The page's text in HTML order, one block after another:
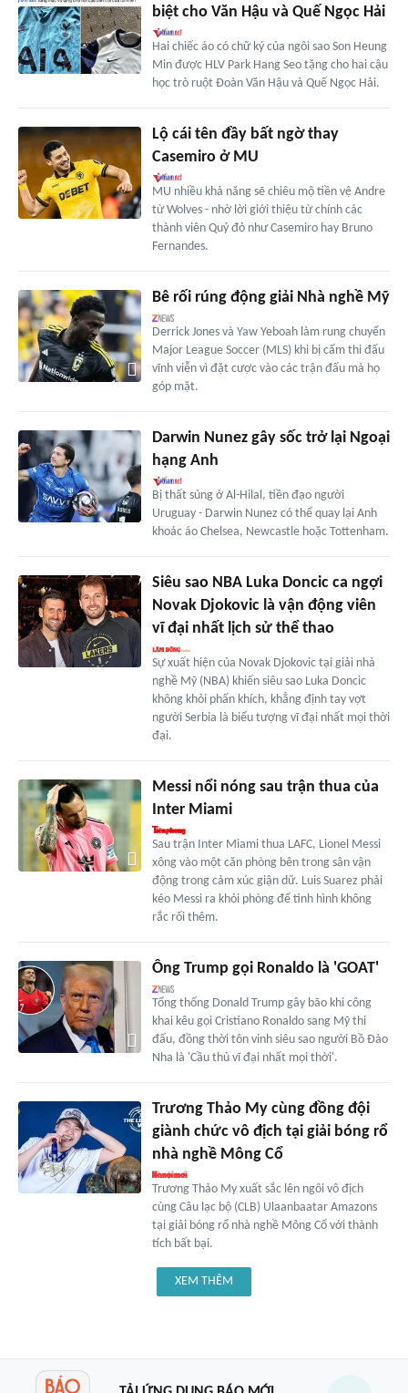
biệt cho Văn Hậu và Quế Ngọc Hải
Hai chiếc áo có chữ ký của ngôi sao Son Heung
Min được HLV Park Hang Seo tặng cho hai cậu
học trò ruột Đoàn Văn Hậu và Quế Ngọc Hải.
Lộ cái tên đầy bất ngờ thay
Casemiro ở MU
MU nhiều khả năng sẽ chiêu mộ tiền vệ Andre
từ Wolves - nhờ lời giới thiệu từ chính các
thành viên Quỷ đỏ như Casemiro hay Bruno
Fernandes.
Bê rối rúng động giải Nhà nghề Mỹ
Derrick Jones và Yaw Yeboah làm rung chuyển
Major League Soccer (MLS) khi bị cấm thi đấu
vĩnh viễn vì đặt cược vào các trận đấu mà họ
góp mặt.
Darwin Nunez gây sốc trở lại Ngoại
hạng Anh
Bị thất sủng ở Al-Hilal, tiền đạo người
Uruguay - Darwin Nunez có thể quay lại Anh
khoác áo Chelsea, Newcastle hoặc Tottenham.
Siêu sao NBA Luka Doncic ca ngợi
Novak Djokovic là vận động viên
vĩ đại nhất lịch sử thể thao
Sự xuất hiện của Novak Djokovic tại giải nhà
nghề Mỹ (NBA) khiến siêu sao Luka Doncic
không khỏi phấn khích, khẳng định tay vợt
người Serbia là biểu tượng vĩ đại nhất mọi thời
đại.
Messi nổi nóng sau trận thua của
Inter Miami
Sau trận Inter Miami thua LAFC, Lionel Messi
xông vào một căn phòng bên trong sân vận
động trong cảm xúc giận dữ. Luis Suarez phải
kéo Messi ra khỏi phòng để tình hình không
rắc rối thêm.
Ông Trump gọi Ronaldo là 'GOAT'
Tổng thống Donald Trump gây bão khi công
khai kêu gọi Cristiano Ronaldo sang Mỹ thi
đấu, đồng thời tôn vinh siêu sao người Bồ Đào
Nha là 'Cầu thủ vĩ đại nhất mọi thời'.
Trương Thảo My cùng đồng đội
giành chức vô địch tại giải bóng rổ
nhà nghề Mông Cổ
Trương Thảo My xuất sắc lên ngôi vô địch
cùng Câu lạc bộ (CLB) Ulaanbaatar Amazons
tại giải bóng rổ nhà nghề Mông Cổ với thành
tích bất bại.
XEM THÊM